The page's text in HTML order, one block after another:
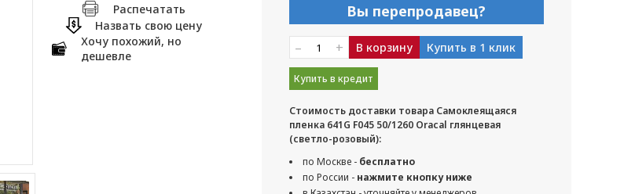
Распечатать
Назвать свою цену
Хочу похожий, но
дешевле
Вы перепродавец?
– + В корзину Купить в 1 клик
Купить в кредит
Стоимость доставки товара Самоклеящаяся
пленка 641G F045 50/1260 Oracal глянцевая
(светло-розовый):
по Москве - бесплатно
по России - нажмите кнопку ниже